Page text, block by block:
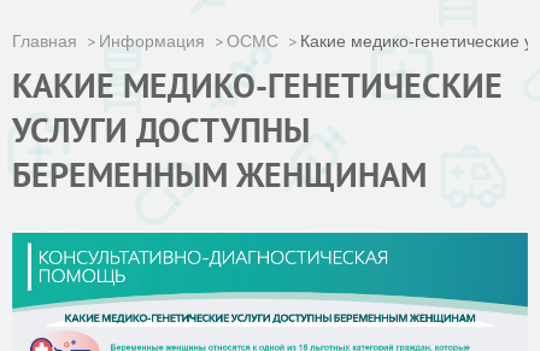
Главная Информация ОСМС Какие медико-генетические
КАКИЕ МЕДИКО-ГЕНЕТИЧЕСКИЕ
УСЛУГИ ДОСТУПНЫ
БЕРЕМЕННЫМ ЖЕНЩИНАМ